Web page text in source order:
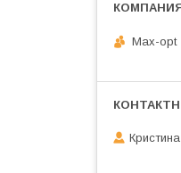
Max-opt
Кристина